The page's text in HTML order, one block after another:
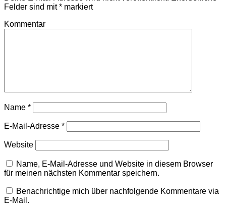
Felder sind mit* markiert
Kommentar
Name *
E-Mail-Adresse *
Website
Name, E-Mail-Adresse und Website in diesem Browser
für meinen nächsten Kommentar speichern.
Benachrichtige mich über nachfolgende Kommentare via
E-Mail.